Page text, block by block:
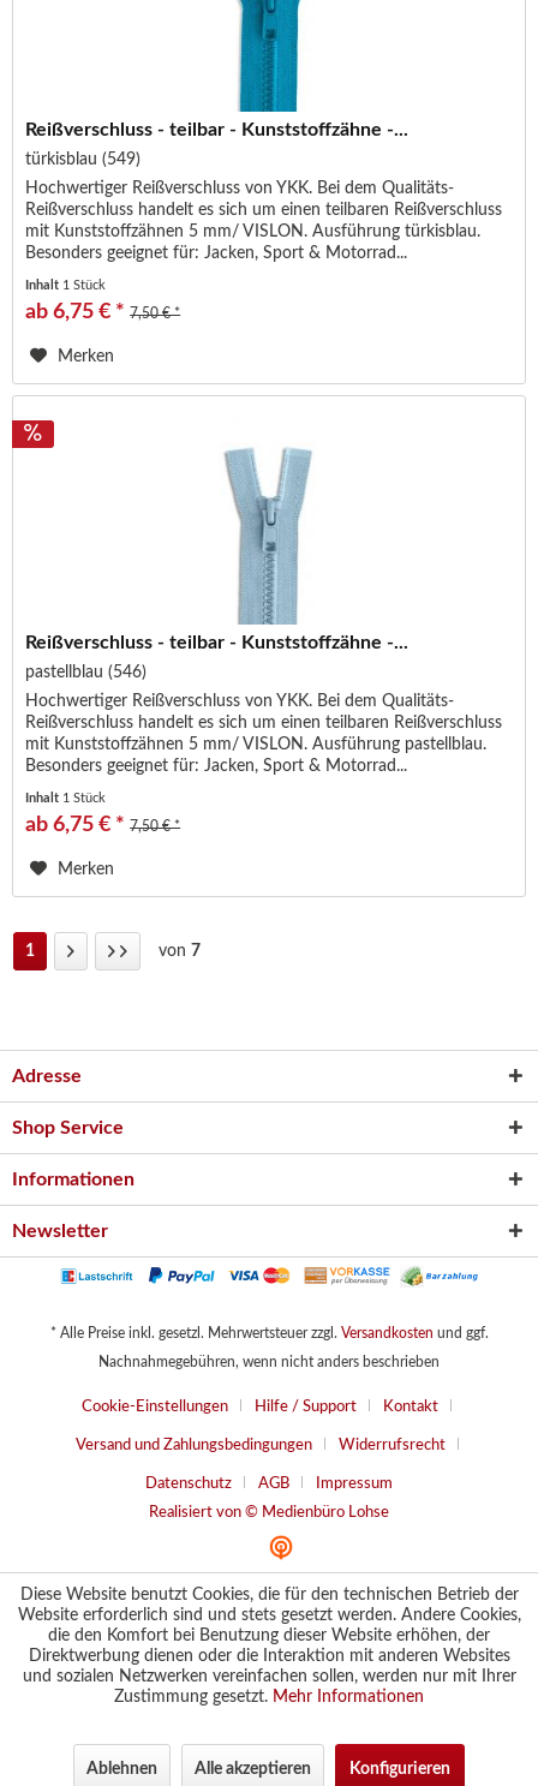
Reißverschluss - teilbar - Kunststoffzähne -...
türkisblau (549)
Hochwertiger Reißverschluss von YKK. Bei dem Qualitäts-
Reißverschluss handelt es sich um einen teilbaren Reißverschluss
mit Kunststoffzähnen 5 mm/ VISLON. Ausführung türkisblau.
Besonders geeignet für: Jacken, Sport & Motorrad...
Inhalt 1 Stück
ab 6,75 € * 7,50 € *
Merken
Reißverschluss - teilbar - Kunststoffzähne -...
pastellblau (546)
Hochwertiger Reißverschluss von YKK. Bei dem Qualitäts-
Reißverschluss handelt es sich um einen teilbaren Reißverschluss
mit Kunststoffzähnen 5 mm/ VISLON. Ausführung pastellblau.
Besonders geeignet für: Jacken, Sport & Motorrad...
Inhalt 1 Stück
ab 6,75 € * 7,50 € *
Merken
1 von 7
Adresse
Shop Service
Informationen
Newsletter
* Alle Preise inkl. gesetzl. Mehrwertsteuer zzgl. Versandkosten und ggf.
Nachnahmegebühren, wenn nicht anders beschrieben
Cookie-Einstellungen Hilfe / Support Kontakt
Versand und Zahlungsbedingungen Widerrufsrecht
Datenschutz AGB
Impressum
Realisiert von © Medienbüro Lohse
Diese Website benutzt Cookies, die für den technischen Betrieb der
Website erforderlich sind und stets gesetzt werden. Andere Cookies,
die den Komfort bei Benutzung dieser Website erhöhen, der
Direktwerbung dienen oder die Interaktion mit anderen Websites
und sozialen Netzwerken vereinfachen sollen, werden nur mit Ihrer
Zustimmung gesetzt. Mehr Informationen
Ablehnen Alle akzeptieren Konfigurieren